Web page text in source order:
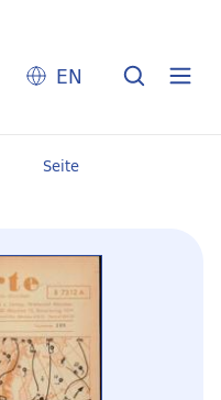
EN
Seite